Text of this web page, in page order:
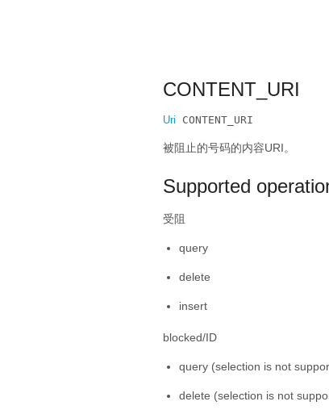
CONTENT_URI
Uri CONTENT_URI
被阻止的号码的内容URI。
Supported
受阻
query
delete
insert
blocked/ID
query (selection is not
delete (selection is not